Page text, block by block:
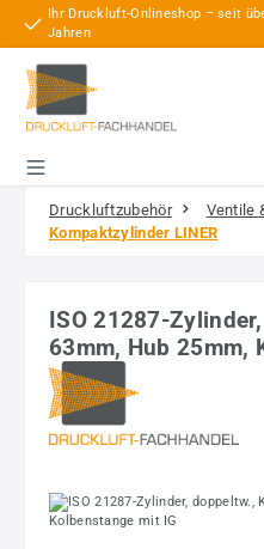
Zum Hauptinhalt springen
Ihr Druckluft-Onlineshop – seit
Jahren
Druckluftzubehör Ventile
Kompaktzylinder LINER
ISO 21287-
63mm, Hub 25mm,
Bildergalerie überspringen